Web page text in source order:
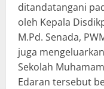
ditandatangani
oleh Kepala
M.Pd. Senada,
juga
Sekolah
Edaran tersebut